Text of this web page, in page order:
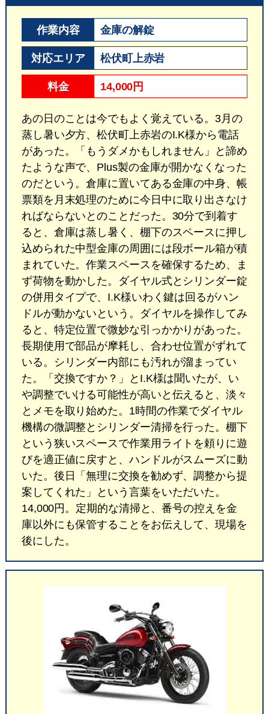
作業内容 金庫の解錠
対応エリア 松伏町上赤岩
料金 14,000円
あの日のことは今でもよく覚えている。3月の
蒸し暑い夕方、松伏町上赤岩のI.K様から電話
があった。「もうダメかもしれません」と諦め
たような声で、Plus製の金庫が開かなくなった
のだという。倉庫に置いてある金庫の中身、帳
票類を月末処理のために今日中に取り出さなけ
ればならないとのことだった。30分で到着す
ると、倉庫は蒸し暑く、棚下のスペースに押し
込められた中型金庫の周囲には段ボール箱が積
まれていた。作業スペースを確保するため、ま
ず荷物を動かした。ダイヤル式とシリンダー錠
の併用タイプで、I.K様いわく鍵は回るがハン
ドルが動かないという。ダイヤルを操作してみ
ると、特定位置で微妙な引っかかりがあった。
長期使用で部品が摩耗し、合わせ位置がずれて
いる。シリンダー内部にも汚れが溜まってい
た。「交換ですか？」とI.K様は聞いたが、い
や調整でいける可能性が高いと伝えると、淡々
とメモを取り始めた。1時間の作業でダイヤル
機構の微調整とシリンダー清掃を行った。棚下
という狭いスペースで作業用ライトを頼りに遊
びを適正値に戻すと、ハンドルがスムーズに動
いた。後日「無理に交換を勧めず、調整から提
案してくれた」という言葉をいただいた。
14,000円。定期的な清掃と、番号の控えを金
庫以外にも保管することをお伝えして、現場を
後にした。